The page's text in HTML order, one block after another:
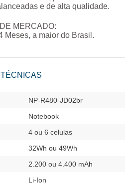
e de alta qualidade.
MERCADO:
Meses, a maior do Brasil.
NP-R480-JD02br
Notebook
4 ou 6 celulas
32Wh ou 49Wh
2.200 ou 4.400 mAh
Li-Ion